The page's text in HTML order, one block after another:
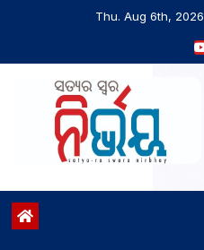
Thu. Aug 6th, 2026